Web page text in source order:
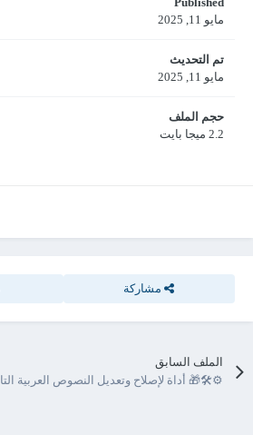
مايو 11, 2025
تم التحديث
مايو 11, 2025
حجم الملف
2.2 ميجا بايت
مشاركة
الملف السابق